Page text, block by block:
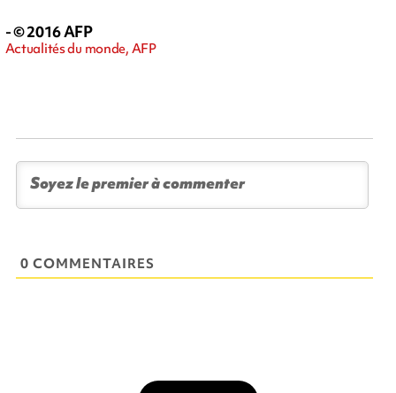
- © 2016 AFP
Actualités du monde, AFP
0 COMMENTAIRES